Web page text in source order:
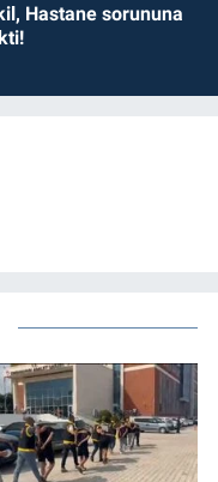
Hastane sorununa